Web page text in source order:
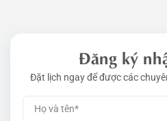
Đăng ký
Đặt lịch ngay để được các